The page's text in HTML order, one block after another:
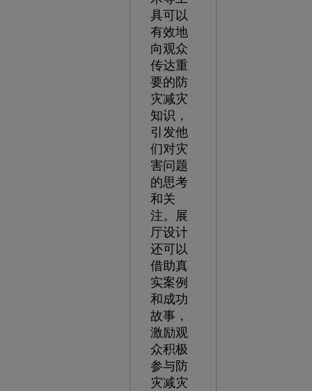
具可以
有效地
向观众
传达重
要的防
灾减灾
知识，
引发他
们对灾
害问题
的思考
和关
注。展
厅设计
还可以
借助真
实案例
和成功
故事，
激励观
众积极
参与防
灾减灾